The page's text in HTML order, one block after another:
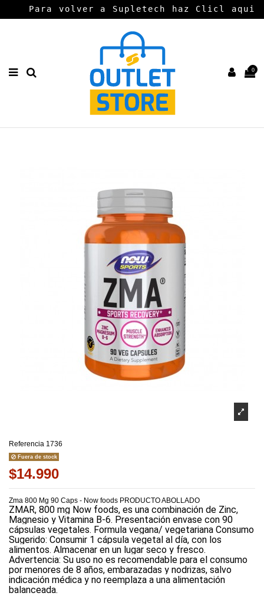
Para volver a Supletech haz Clicl aqui
0
Referencia 1736
Fuera de stock
$14.990
Zma 800 Mg 90 Caps - Now foods PRODUCTO ABOLLADO
ZMAR, 800 mg Now foods, es una combinación de Zinc,
Magnesio y Vitamina B-6. Presentación envase con 90
cápsulas vegetales. Formula vegana/ vegetariana Consumo
Sugerido: Consumir 1 cápsula vegetal al día, con los
alimentos. Almacenar en un lugar seco y fresco.
Advertencia: Su uso no es recomendable para el consumo
por menores de 8 años, embarazadas y nodrizas, salvo
indicación médica y no reemplaza a una alimentación
balanceada.